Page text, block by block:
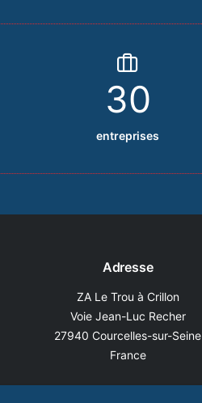
30
entreprises
Adresse
ZA Le Trou à Crillon
Voie Jean-Luc Recher
27940 Courcelles-sur-Seine
France